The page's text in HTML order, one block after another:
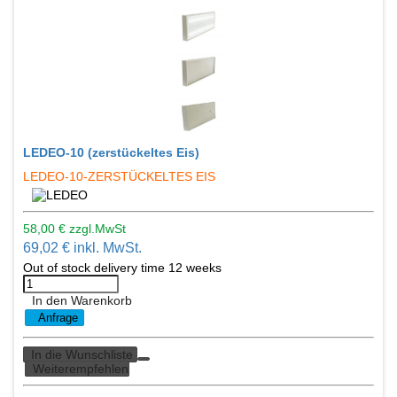
LEDEO-10 (zerstückeltes Eis)
LEDEO-10-ZERSTÜCKELTES EIS
58,00 € zzgl.MwSt
69,02 € inkl. MwSt.
Out of stock delivery time 12 weeks
In den Warenkorb
Anfrage
In die Wunschliste
Weiterempfehlen